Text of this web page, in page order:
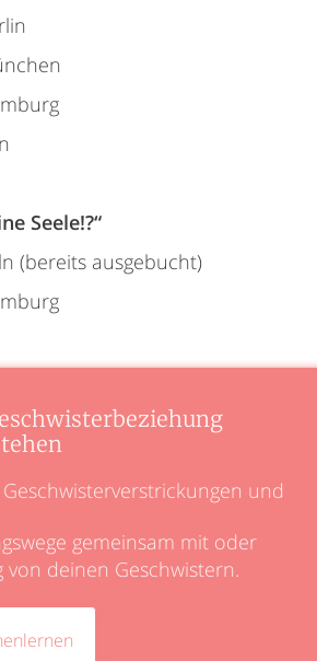
Seele!?“
(bereits ausgebucht)
und
gemeinsam mit oder
von deinen Geschwistern.